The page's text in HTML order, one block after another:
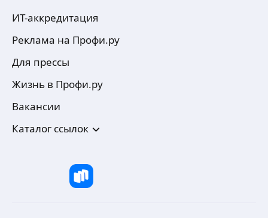
ИТ-аккредитация
Реклама на Профи.ру
Для прессы
Жизнь в Профи.ру
Вакансии
Каталог ссылок